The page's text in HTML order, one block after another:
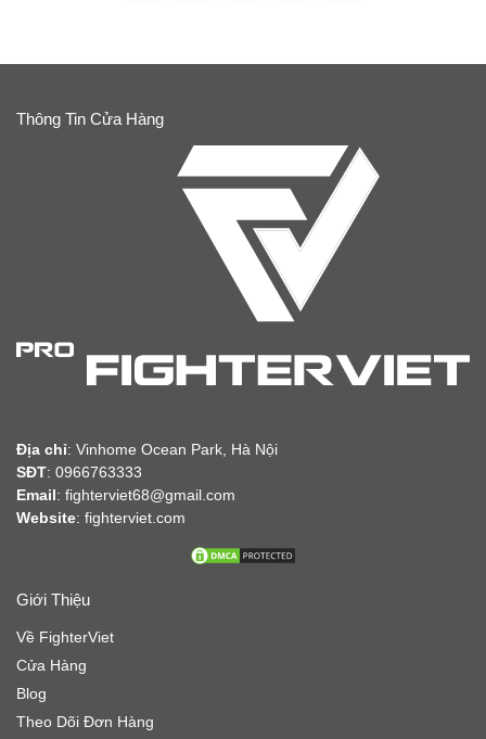
Thông Tin Cửa Hàng
Địa chỉ: Vinhome Ocean Park, Hà Nội
SĐT: 0966763333
Email: fighterviet68@gmail.com
Website: fighterviet.com
Giới Thiệu
Về FighterViet
Cửa Hàng
Blog
Theo Dõi Đơn Hàng